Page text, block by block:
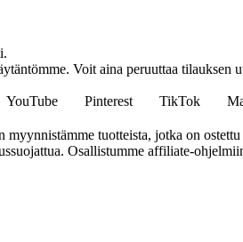
Voit aina peruuttaa tilauksen
YouTube Pinterest TikTok
tuotteista, jotka on
Osallistumme affiliate-